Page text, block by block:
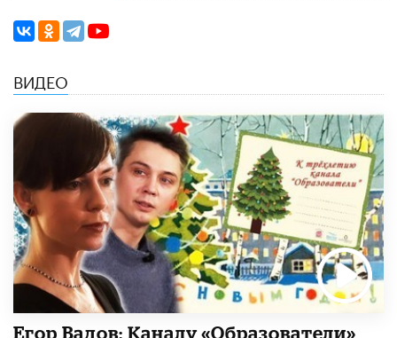
ВИДЕО
Егор Вадов: Каналу «Образователи»